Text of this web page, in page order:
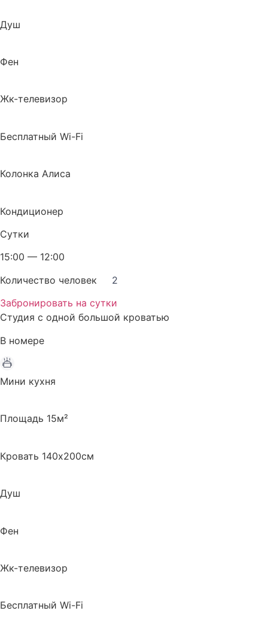
Душ
Фен
Жк-телевизор
Бесплатный Wi-Fi
Колонка Алиса
Кондиционер
Сутки
15:00 — 12:00
Количество человек 2
Забронировать на сутки
Студия с одной большой кроватью
В номере
Мини кухня
Площадь 15м²
Кровать 140х200см
Душ
Фен
Жк-телевизор
Бесплатный Wi-Fi